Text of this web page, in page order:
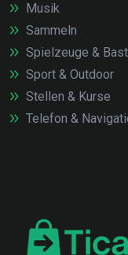
Musik
Sammeln
Spielzeuge &
Sport & Outdoor
Stellen & Kurse
Telefon &